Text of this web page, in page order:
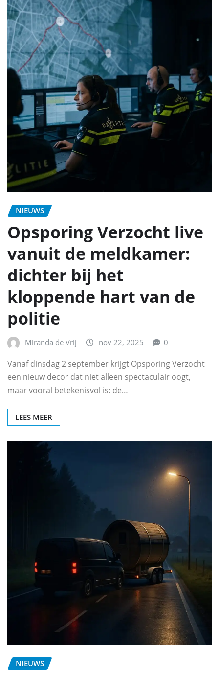
NIEUWS
Opsporing Verzocht live
vanuit de meldkamer:
dichter bij het
kloppende hart van de
politie
Miranda de Vrij nov 22, 2025 0
Vanaf dinsdag 2 september krijgt Opsporing Verzocht
een nieuw decor dat niet alleen spectaculair oogt,
maar vooral betekenisvol is: de…
LEES MEER
NIEUWS